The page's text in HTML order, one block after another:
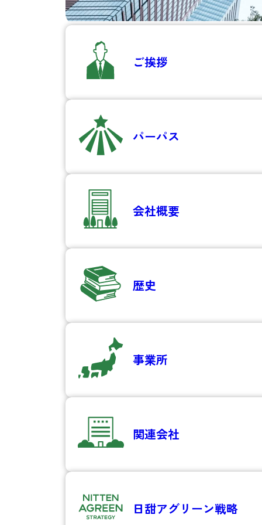
ご挨拶
パーパス
会社概要
歴史
事業所
関連会社
日甜アグリーン戦略